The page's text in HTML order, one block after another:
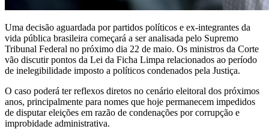
Uma decisão aguardada por partidos políticos e ex-integrantes da
vida pública brasileira começará a ser analisada pelo Supremo
Tribunal Federal no próximo dia 22 de maio. Os ministros da Corte
vão discutir pontos da Lei da Ficha Limpa relacionados ao período
de inelegibilidade imposto a políticos condenados pela Justiça.
O caso poderá ter reflexos diretos no cenário eleitoral dos próximos
anos, principalmente para nomes que hoje permanecem impedidos
de disputar eleições em razão de condenações por corrupção e
improbidade administrativa.